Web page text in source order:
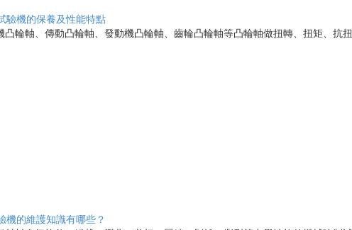
驗機的保養及性能特點
輪軸、傳動凸輪軸、發動機凸輪軸、齒輪凸輪軸等凸輪軸做扭轉、扭矩、抗
機的維護知識有哪些？